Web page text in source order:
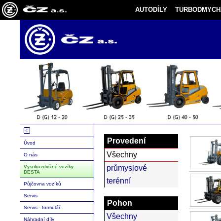
AUTODÍLY
Úvod
O nás
Vysokozdvižné vozíky
DESTA
Půjčovna vozíků
Servis
Servis - formulář
Náhradní díly
Provedení
Všechny
průmyslové
terénní
Pohon
Všechny